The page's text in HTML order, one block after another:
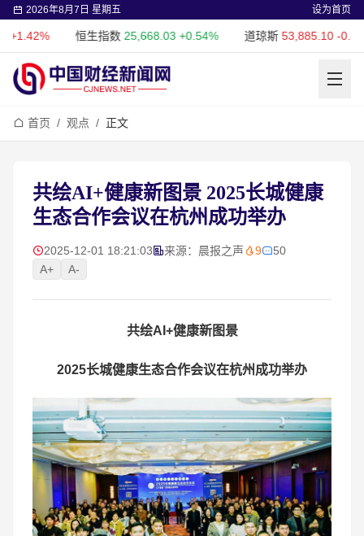
2026年8月7日 星期五 设为首页
恒生指数25,668.03 +0.54% 道琼斯53,885.10 -0.85%
首页 / 观点 / 正文
共绘AI+健康新图景 2025长城健康
生态合作会议在杭州成功举办
2025-12-01 18:21:03 来源：晨报之声 9
50
A+
A-
共绘AI+健康新图景
2025长城健康生态合作会议在杭州成功举办